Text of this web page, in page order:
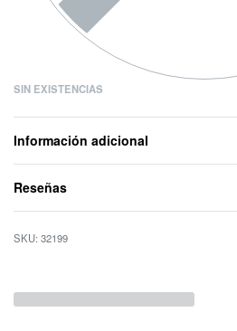
SIN EXISTENCIAS
Información adicional
Reseñas
32199